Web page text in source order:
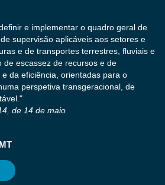
e implementar o quadro geral de
supervisão aplicáveis aos setores e
e de transportes terrestres, fluviais e
de escassez de recursos e de
da eficiência, orientadas para o
perspetiva transgeracional, de
de 14 de maio